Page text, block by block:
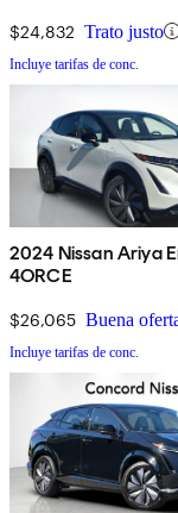
$24,832 Trato justo
Incluye tarifas de conc.
2024 Nissan Ariya
4ORCE
$26,065 Buena
Incluye tarifas de conc.